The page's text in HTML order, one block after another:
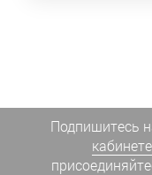
Подпишитесь